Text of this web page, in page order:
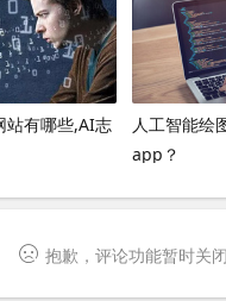
站有哪些,AI志
人工智能绘
app？
抱歉，评论功能暂时关